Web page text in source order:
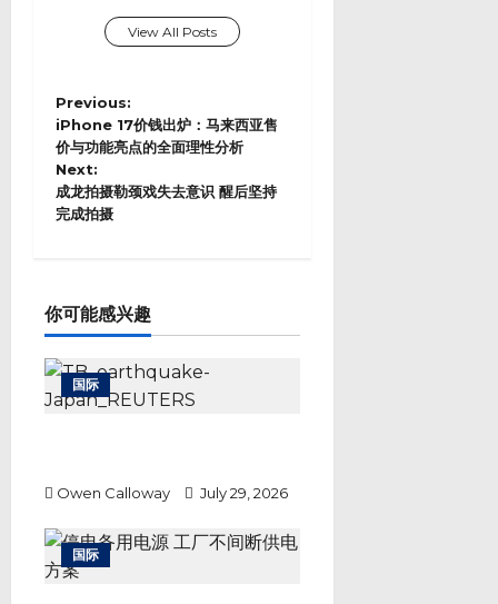
View All Posts
P
o
s
t
n
a
a
t
i
o
n
Previous:
iPhone 17价钱出炉：马来西亚售
价与功能亮点的全面理性分析
Next:
成龙拍摄勒颈戏失去意识 醒后坚持
完成拍摄
你可能感兴趣
国际
Owen Calloway July 29, 2026
国际